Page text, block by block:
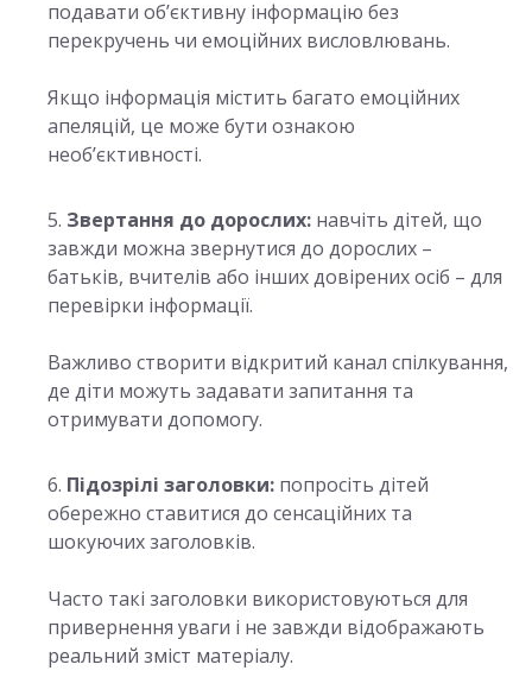
подавати об’єктивну інформацію без
перекручень чи емоційних висловлювань.
Якщо інформація містить багато емоційних
апеляцій, це може бути ознакою
необ’єктивності.
Звертання до дорослих: навчіть дітей, що
завжди можна звернутися до дорослих –
батьків, вчителів або інших довірених осіб – для
перевірки інформації.
Важливо створити відкритий канал спілкування,
де діти можуть задавати запитання та
отримувати допомогу.
Підозрілі заголовки: попросіть дітей
обережно ставитися до сенсаційних та
шокуючих заголовків.
Часто такі заголовки використовуються для
привернення уваги і не завжди відображають
реальний зміст матеріалу.